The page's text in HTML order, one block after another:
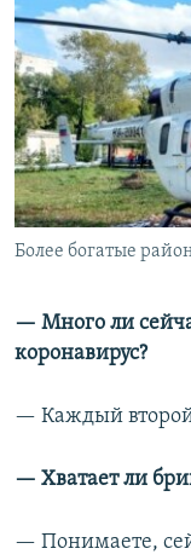
Более богатые
— Много ли
коронавирус?
— Каждый
— Хватает ли
— Понимаете,